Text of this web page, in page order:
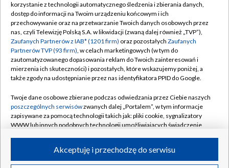
TVP
Abonament TVP
Emisja w TVP
Centrum informacji TVP
Naziemna Telewizja Cyfrowa
Rada Programowa
System NOS
Informacje o nadawcy
Program dla prasy
Regulamin TVP
Polityka prywatności
Moje zgody
Pomoc
Kontakt
Kanały
©2026 Telewizja Polska S.A. w likwidacji
korzystanie z technologii automatycznego śledzenia i zbierania danych,
dostęp do informacji na Twoim urządzeniu końcowym i ich
przechowywanie oraz na przetwarzanie Twoich danych osobowych przez
nas, czyli Telewizję Polską S.A. w likwidacji (zwaną dalej również „TVP”),
Zaufanych Partnerów z IAB* (1201 firm) oraz pozostałych Zaufanych
Partnerów TVP (93 firm), w celach marketingowych (w tym do
zautomatyzowanego dopasowania reklam do Twoich zainteresowań i
mierzenia ich skuteczności) i pozostałych, które wskazujemy poniżej, a
także zgody na udostępnianie przez nas identyfikatora PPID do Google.
Twoje dane osobowe zbierane podczas odwiedzania przez Ciebie naszych
poszczególnych serwisówzwanych dalej „Portalem”, w tym informacje
zapisywane za pomocą technologii takich jak: pliki cookie, sygnalizatory
WWW lub innych podobnych technologii umożliwiających świadczenie
ruchu w Internecie.Akceptuję i przechodzę do serwisu